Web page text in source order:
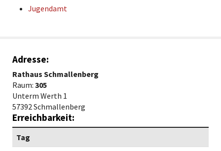
Jugendamt
Adresse:
Rathaus Schmallenberg
Raum: 305
Unterm Werth 1
57392 Schmallenberg
Erreichbarkeit:
Tag